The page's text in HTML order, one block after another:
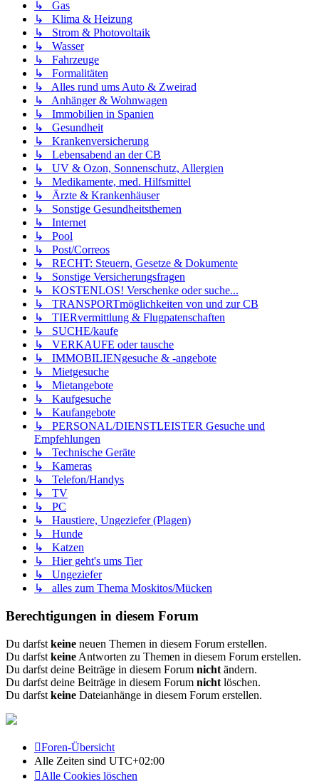
↳ Gas
↳ Klima & Heizung
↳ Strom & Photovoltaik
↳ Wasser
↳ Fahrzeuge
↳ Formalitäten
↳ Alles rund ums Auto & Zweirad
↳ Anhänger & Wohnwagen
↳ Immobilien in Spanien
↳ Gesundheit
↳ Krankenversicherung
↳ Lebensabend an der CB
↳ UV & Ozon, Sonnenschutz, Allergien
↳ Medikamente, med. Hilfsmittel
↳ Ärzte & Krankenhäuser
↳ Sonstige Gesundheitsthemen
↳ Internet
↳ Pool
↳ Post/Correos
↳ RECHT: Steuern, Gesetze & Dokumente
↳ Sonstige Versicherungsfragen
↳ KOSTENLOS! Verschenke oder suche...
↳ TRANSPORTmöglichkeiten von und zur CB
↳ TIERvermittlung & Flugpatenschaften
↳ SUCHE/kaufe
↳ VERKAUFE oder tausche
↳ IMMOBILIENgesuche & -angebote
↳ Mietgesuche
↳ Mietangebote
↳ Kaufgesuche
↳ Kaufangebote
↳ PERSONAL/DIENSTLEISTER Gesuche und
Empfehlungen
↳ Technische Geräte
↳ Kameras
↳ Telefon/Handys
↳ TV
↳ PC
↳ Haustiere, Ungeziefer (Plagen)
↳ Hunde
↳ Katzen
↳ Hier geht's ums Tier
↳ Ungeziefer
↳ alles zum Thema Moskitos/Mücken
Berechtigungen in diesem Forum
Du darfst keine neuen Themen in diesem Forum erstellen.
Du darfst keine Antworten zu Themen in diesem Forum erstellen.
Du darfst deine Beiträge in diesem Forum nicht ändern.
Du darfst deine Beiträge in diesem Forum nicht löschen.
Du darfst keine Dateianhänge in diesem Forum erstellen.
Foren-Übersicht
Alle Zeiten sind UTC+02:00
Alle Cookies löschen